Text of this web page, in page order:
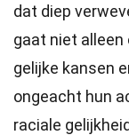
dat diep
gaat niet alleen
gelijke kansen
ongeacht hun
raciale